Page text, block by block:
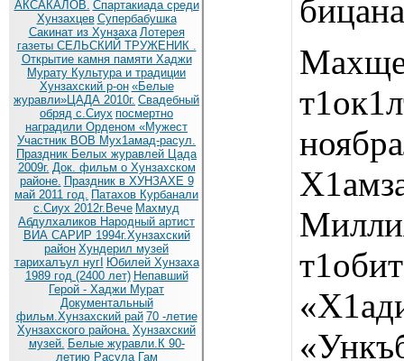
АКСАКАЛОВ. Спартакиада среди
Хунзахцев Супербабушка
Сакинат из Хунзаха Лотерея
газеты СЕЛЬСКИЙ ТРУЖЕНИК .
Открытие камня памяти Хаджи
Мурату Культура и традиции
Хунзахский р-он «Белые
журавли»ЦАДА 2010г. Cвадебный
обряд c.Сиух посмертно
наградили Орденом «Мужест
Участник ВОВ Мух1амад-расул.
Праздник Белых журавлей Цада
2009г. Док. фильм о Хунзахском
районе. Праздник в ХУНЗАХЕ 9
май 2011 год. Патахов Курбанали
с.Сиух 2012г.Вече Махмуд
Абдулхаликов Народный артист
ВИА САРИР 1994г.Хунзахский
район Хундерил музей
тарихалъул нугI Юбилей Хунзаха
1989 год (2400 лет) Непавший
Герой - Хаджи Мурат
Документальный
фильм.Хунзахский рай 70 -летие
Хунзахского района. Хунзахский
музей. Белые журавли.К 90-
летию Расула Гам